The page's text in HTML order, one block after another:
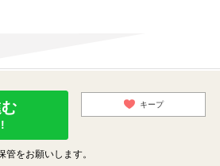
キープ
をお願いします。